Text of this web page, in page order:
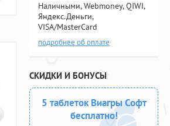
Наличными, Webmoney, QIWI,
Яндекс.Деньги,
VISA/MasterCard
подробнее об оплате
СКИДКИ И БОНУСЫ
5 таблеток Виагры Софт
бесплатно!